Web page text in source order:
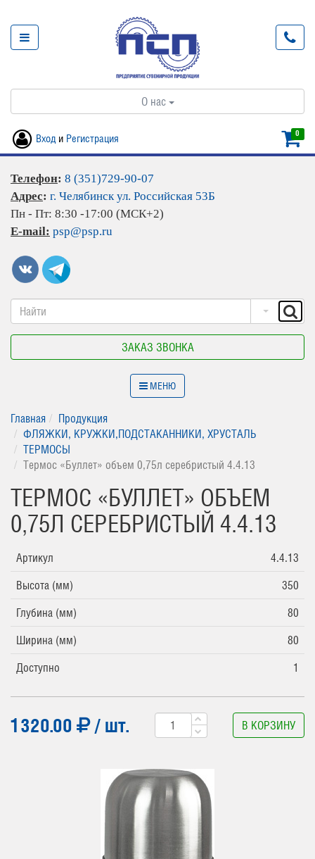
О нас
0
Вход и Регистрация
Телефон: 8 (351)729-90-07
Адрес: г. Челябинск ул. Российская 53Б
Пн - Пт: 8:30 -17:00 (МСК+2)
E-mail: psp@psp.ru
ЗАКАЗ ЗВОНКА
МЕНЮ
Главная
Продукция
ФЛЯЖКИ, КРУЖКИ,ПОДСТАКАННИКИ, ХРУСТАЛЬ
ТЕРМОСЫ
Термос «Буллет» объем 0,75л серебристый 4.4.13
ТЕРМОС «БУЛЛЕТ» ОБЪЕМ
0,75Л СЕРЕБРИСТЫЙ 4.4.13
Артикул
4.4.13
Высота (мм)
350
Глубина (мм)
80
Ширина (мм)
80
Доступно
1
1320.00 / шт. В КОРЗИНУ